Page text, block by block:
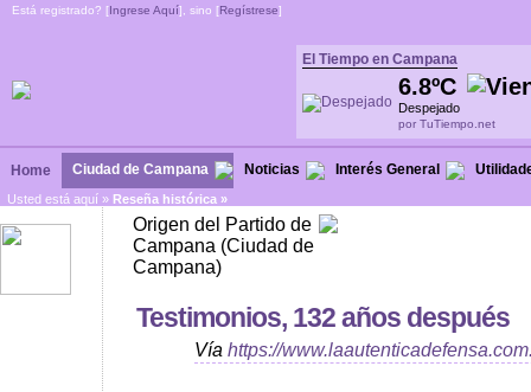
Está registrado? [Ingrese Aquí], sino [Regístrese]
El Tiempo en Campana
6.8ºC
Despejado
por TuTiempo.net
Home Ciudad de Campana Noticias Interés General
Usted está aquí » Reseña histórica »
Origen del Partido de
Campana (Ciudad de
Campana)
Testimonios, 132 años después
Vía https://